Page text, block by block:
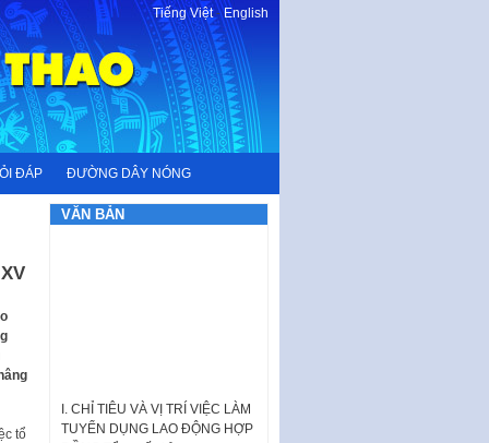
Tiếng Việt-English
ĐÁP ĐƯỜNG DÂY NÓNG
tổ
VĂN BẢN
TUYỂN DỤNG LAO ĐỘNG HỢP
ĐỒNG Tổng số chỉ…